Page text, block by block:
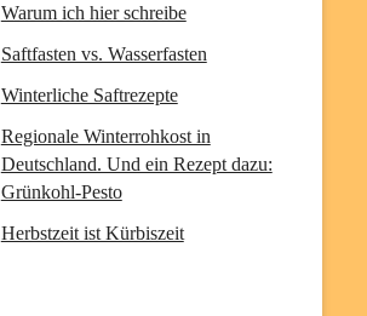
Warum ich hier schreibe
Saftfasten vs. Wasserfasten
Winterliche Saftrezepte
Regionale Winterrohkost in
Deutschland. Und ein Rezept dazu:
Grünkohl-Pesto
Herbstzeit ist Kürbiszeit